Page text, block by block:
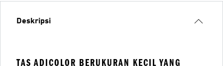
Deskripsi
TAS ADICOLOR BERUKURAN KECIL YANG